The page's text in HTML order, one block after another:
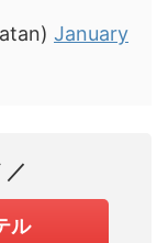
January
ル